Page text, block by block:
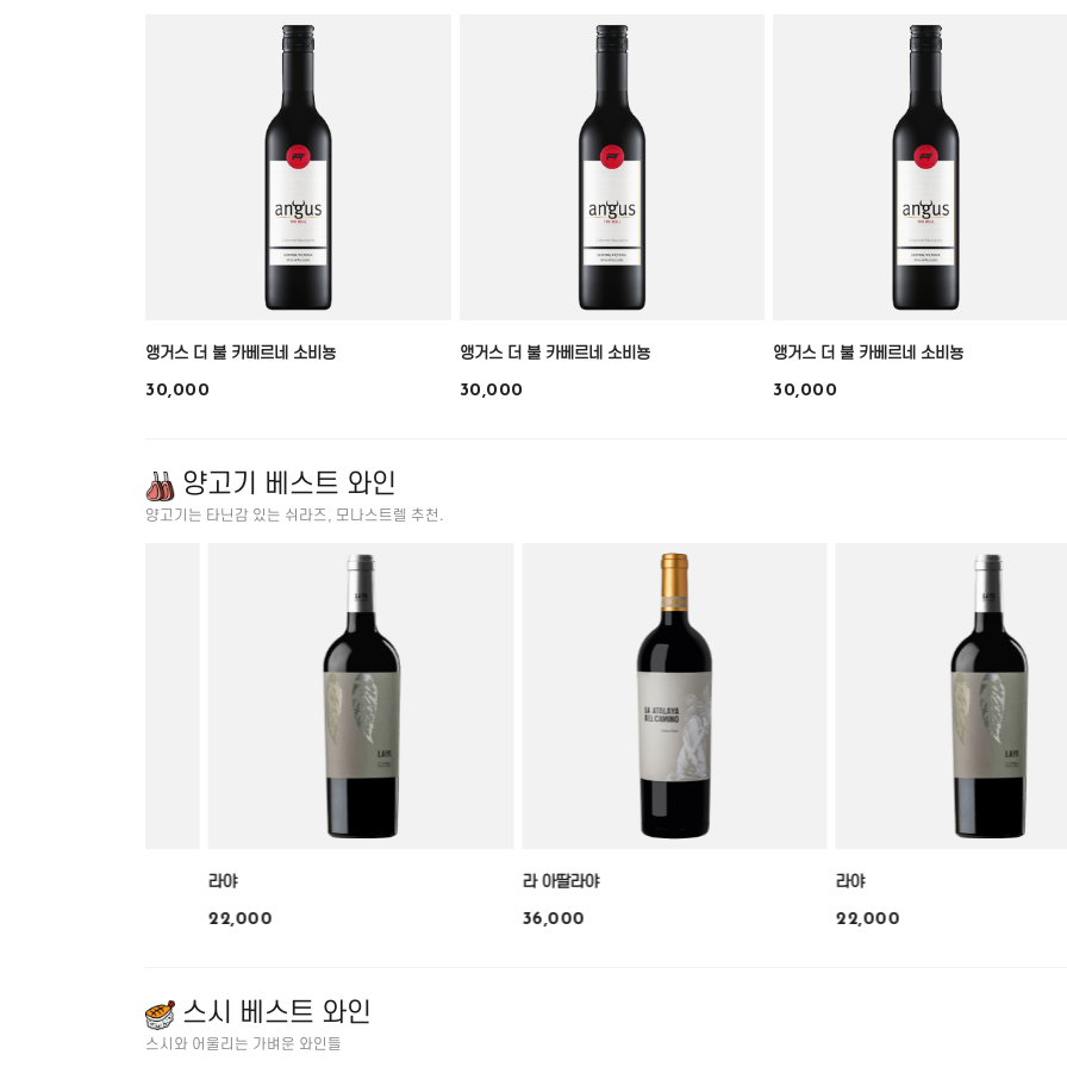
앵거스 더 불 카베르네 소비뇽
30,000
앵거스 더 불 카베르네 소비뇽
30,000
앵거스 더 불 카베르네 소비뇽
30,000
양고기 베스트 와인
양고기는 타닌감 있는 쉬라즈, 모나스트렐 추천.
라야
22,000
라 아딸라야
36,000
라야
22,000
스시 베스트 와인
스시와 어울리는 가벼운 와인들